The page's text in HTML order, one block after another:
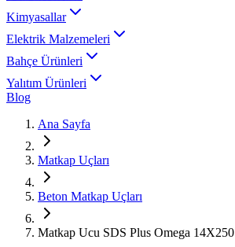
Kimyasallar
Elektrik Malzemeleri
Bahçe Ürünleri
Yalıtım Ürünleri
Blog
Ana Sayfa
Matkap Uçları
Beton Matkap Uçları
Matkap Ucu SDS Plus Omega 14X250